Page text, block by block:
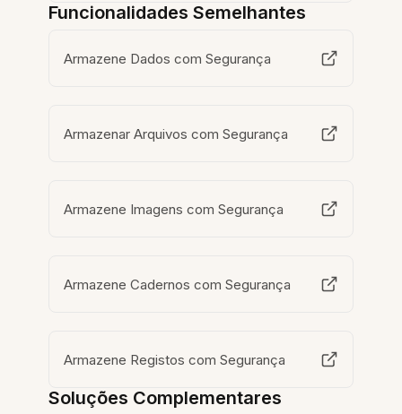
Funcionalidades Semelhantes
Armazene Dados com Segurança
Armazenar Arquivos com Segurança
Armazene Imagens com Segurança
Armazene Cadernos com Segurança
Armazene Registos com Segurança
Soluções Complementares